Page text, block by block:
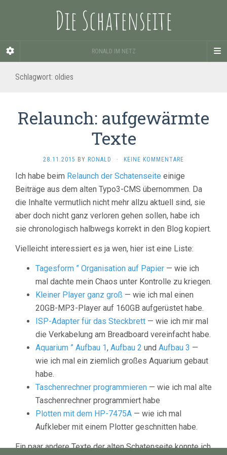
Die Schatenseite
RONALD IM NETZ
Schlagwort: oldies
Relaunch: aufgewärmte
Texte
28.11.2015 BY RONALD · KEINE KOMMENTARE
Ich habe beim Relaunch der Schatenseite einige
Beiträge aus dem alten Typo3-CMS übernommen. Da
die Inhalte vermutlich nicht mehr allzu aktuell sind, sie
aber doch nicht ganz verloren gehen sollen, habe ich
sie chronologisch halbwegs korrekt in den Blog kopiert.
Vielleicht interessiert es ja wen, hier ist eine Liste:
Tagesform ” Organisation auf Papier — wie ich
mal dachte mein Chaos unter Kontrolle zu kriegen.
Kleiner Player ganz groß — wie ich mal einen
20GB-MP3-Player auf 160GB aufgerüstet habe.
ISP-Adapter für das Steckbrett — wie ich mir mal
die Verkabelung am Breadboard vereinfacht habe.
Aquarium ” Aufbau 1, Aufbau 2 und Aufbau 3 —
wie ich mal ein ziemlich großes Aquarium gebaut
habe.
Taschenrechner programmieren — wie ich mal alte
Taschenrechner programmiert habe
Plotten mit dem HP-7475A — wie ich mal
Aufkleber mit einem Plotter geschnitten habe.
Ein paar andere Texte der alten Schatenseite konnte ich